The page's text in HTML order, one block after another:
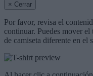
× Cerrar
Por favor, revisa el
continuar. Puedes mover
de camiseta diferente en el